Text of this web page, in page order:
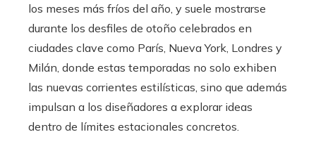
los meses más fríos del año, y suele mostrarse
durante los desfiles de otoño celebrados en
ciudades clave como París, Nueva York, Londres y
Milán, donde estas temporadas no solo exhiben
las nuevas corrientes estilísticas, sino que además
impulsan a los diseñadores a explorar ideas
dentro de límites estacionales concretos.